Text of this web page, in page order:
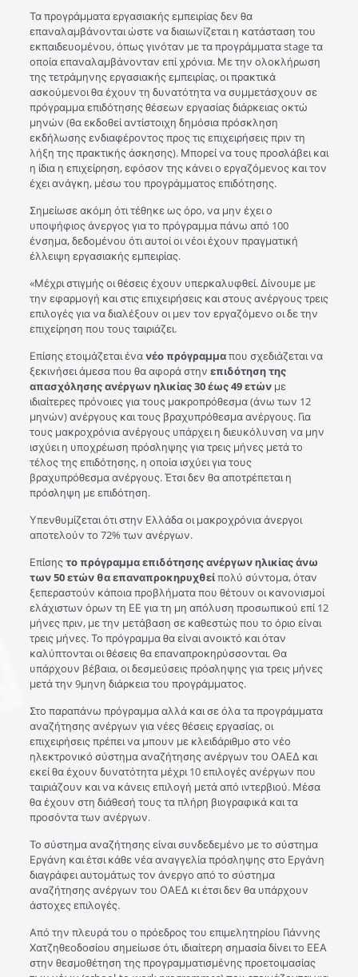
Τα προγράμματα εργασιακής εμπειρίας δεν θα
επαναλαμβάνονται ώστε να διαιωνίζεται η κατάσταση του
εκπαιδευομένου, όπως γινόταν με τα προγράμματα stage τα
οποία επαναλαμβάνονταν επί χρόνια. Με την ολοκλήρωση
της τετράμηνης εργασιακής εμπειρίας, οι πρακτικά
ασκούμενοι θα έχουν τη δυνατότητα να συμμετάσχουν σε
πρόγραμμα επιδότησης θέσεων εργασίας διάρκειας οκτώ
μηνών (θα εκδοθεί αντίστοιχη δημόσια πρόσκληση
εκδήλωσης ενδιαφέροντος προς τις επιχειρήσεις πριν τη
λήξη της πρακτικής άσκησης). Μπορεί να τους προσλάβει και
η ίδια η επιχείρηση, εφόσον της κάνει ο εργαζόμενος και τον
έχει ανάγκη, μέσω του προγράμματος επιδότησης.
Σημείωσε ακόμη ότι τέθηκε ως όρο, να μην έχει ο
υποψήφιος άνεργος για το πρόγραμμα πάνω από 100
ένσημα, δεδομένου ότι αυτοί οι νέοι έχουν πραγματική
έλλειψη εργασιακής εμπειρίας.
«Μέχρι στιγμής οι θέσεις έχουν υπερκαλυφθεί. Δίνουμε με
την εφαρμογή και στις επιχειρήσεις και στους ανέργους τρεις
επιλογές για να διαλέξουν οι μεν τον εργαζόμενο οι δε την
επιχείρηση που τους ταιριάζει.
Επίσης ετοιμάζεται ένανέο πρόγραμμαπου σχεδιάζεται να
ξεκινήσει άμεσα που θα αφορά στην επιδότηση της
απασχόλησης ανέργων ηλικίας 30 έως 49 ετώνμε
ιδιαίτερες πρόνοιες για τους μακροπρόθεσμα (άνω των 12
μηνών) ανέργους και τους βραχυπρόθεσμα ανέργους. Για
τους μακροχρόνια ανέργους υπάρχει η διευκόλυνση να μην
ισχύει η υποχρέωση πρόσληψης για τρεις μήνες μετά το
τέλος της επιδότησης, η οποία ισχύει για τους
βραχυπρόθεσμα ανέργους. Έτσι δεν θα αποτρέπεται η
πρόσληψη με επιδότηση.
Υπενθυμίζεται ότι στην Ελλάδα οι μακροχρόνια άνεργοι
αποτελούν το 72% των ανέργων.
Επίσηςτο πρόγραμμα επιδότησης ανέργων ηλικίας άνω
των 50 ετών θα επαναπροκηρυχθείπολύ σύντομα, όταν
ξεπεραστούν κάποια προβλήματα που θέτουν οι κανονισμοί
ελάχιστων όρων τη ΕΕ για τη μη απόλυση προσωπικού επί 12
μήνες πριν, με την μετάβαση σε καθεστώς που το όριο είναι
τρεις μήνες. Το πρόγραμμα θα είναι ανοικτό και όταν
καλύπτονται οι θέσεις θα επαναπροκηρύσσονται. Θα
υπάρχουν βέβαια, οι δεσμεύσεις πρόσληψης για τρεις μήνες
μετά την 9μηνη διάρκεια του προγράμματος.
Στο παραπάνω πρόγραμμα αλλά και σε όλα τα προγράμματα
αναζήτησης ανέργων για νέες θέσεις εργασίας, οι
επιχειρήσεις πρέπει να μπουν με κλειδάριθμο στο νέο
ηλεκτρονικό σύστημα αναζήτησης ανέργων του ΟΑΕΔ και
εκεί θα έχουν δυνατότητα μέχρι 10 επιλογές ανέργων που
ταιριάζουν και να κάνεις επιλογή μετά από ιντερβιού. Μέσα
θα έχουν στη διάθεσή τους τα πλήρη βιογραφικά και τα
προσόντα των ανέργων.
Το σύστημα αναζήτησης είναι συνδεδεμένο με το σύστημα
Εργάνη και έτσι κάθε νέα αναγγελία πρόσληψης στο Εργάνη
διαγράφει αυτομάτως τον άνεργο από το σύστημα
αναζήτησης ανέργων του ΟΑΕΔ κι έτσι δεν θα υπάρχουν
άστοχες επιλογές.
Από την πλευρά του ο πρόεδρος του επιμελητηρίου Γιάννης
Χατζηθεοδοσίου σημείωσε ότι, ιδιαίτερη σημασία δίνει το ΕΕΑ
στην θεσμοθέτηση της προγραμματισμένης προετοιμασίας